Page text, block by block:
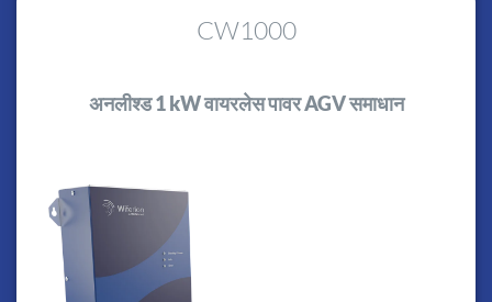
CW1000
अनलीश्ड 1 kW वायरलेस पावर AGV समाधान